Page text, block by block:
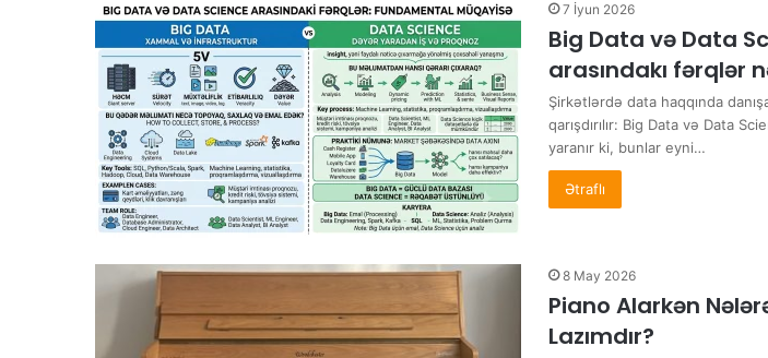
7 İyun 2026
Big Data və Data
arasındakı fərqlər
Şirkətlərdə data haqqında
qarışdırılır: Big Data və Data
yaranır ki, bunlar eyni…
Ətraflı
8 May 2026
Piano Alarkən
Lazımdır?